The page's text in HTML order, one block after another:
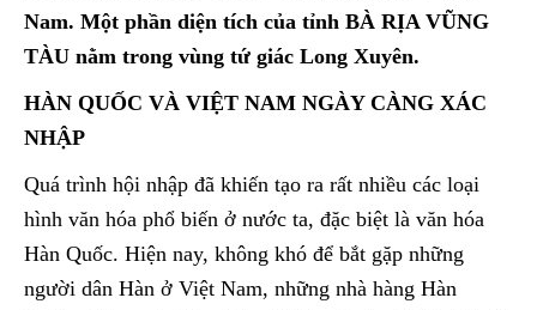
Nam. Một phần diện tích của tỉnh BÀ RỊA VŨNG
TÀU nằm trong vùng tứ giác Long Xuyên.
HÀN QUỐC VÀ VIỆT NAM NGÀY CÀNG XÁC
NHẬP
Quá trình hội nhập đã khiến tạo ra rất nhiều các loại
hình văn hóa phổ biến ở nước ta, đặc biệt là văn hóa
Hàn Quốc. Hiện nay, không khó để bắt gặp những
người dân Hàn ở Việt Nam, những nhà hàng Hàn